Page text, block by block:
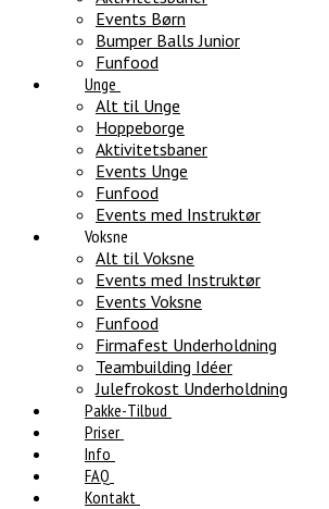
Events Børn
Bumper Balls Junior
Funfood
Unge
Alt til Unge
Hoppeborge
Aktivitetsbaner
Events Unge
Funfood
Events med Instruktør
Voksne
Alt til Voksne
Events med Instruktør
Events Voksne
Funfood
Firmafest Underholdning
Teambuilding Idéer
Julefrokost Underholdning
Pakke-Tilbud
Priser
Info
FAQ
Kontakt